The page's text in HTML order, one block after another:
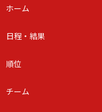
ホーム
日程・結果
順位
チーム